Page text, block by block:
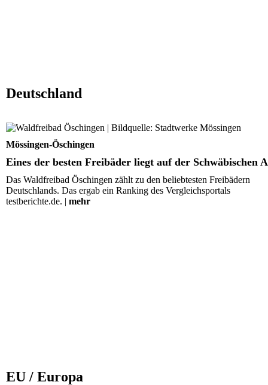
Deutschland
Eines der besten Freibäder liegt auf der Schwäbischen
Mössingen-Öschingen
Eines der besten Freibäder liegt auf der Schwäbischen
Das Waldfreibad Öschingen zählt zu den beliebtesten Freibädern
Deutschlands. Das ergab ein Ranking des Vergleichsportals
testberichte.de. | mehr
EU / Europa